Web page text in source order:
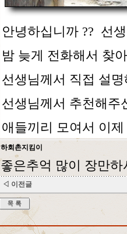
안녕하십니까 ?? 선
밤 늦게 전화해서 찾
선생님께서 직접 설
선생님께서 추천해주
애들끼리 모여서 이
하회촌지킴이
좋은추억 많이 장만하
◁ 이전글